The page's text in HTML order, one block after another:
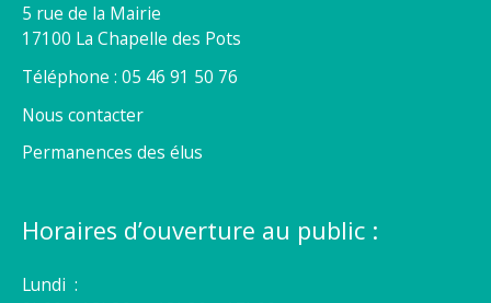
5 rue de la Mairie
17100 La Chapelle des Pots
Téléphone : 05 46 91 50 76
Nous contacter
Permanences des élus
Horaires d’ouverture au public :
Lundi :